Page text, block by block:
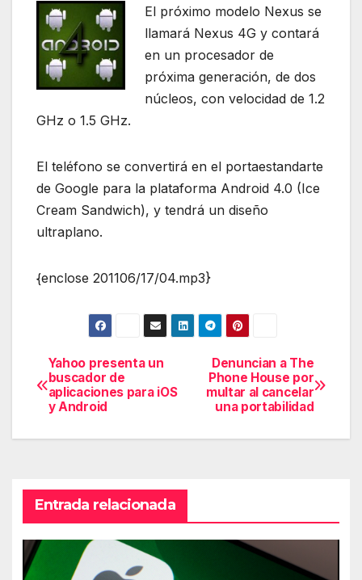
El próximo modelo Nexus se
llamará Nexus 4G y contará
en un procesador de
próxima generación, de dos
núcleos, con velocidad de 1.2
GHz o 1.5 GHz.
El teléfono se convertirá en el portaestandarte
de Google para la plataforma Android 4.0 (Ice
Cream Sandwich), y tendrá un diseño
ultraplano.
{enclose 201106/17/04.mp3}
Navegación
de
entradas
Denuncian a The
Phone House por
multar al cancelar
una portabilidad
Yahoo presenta un
buscador de
aplicaciones para iOS
y Android
Entrada relacionada